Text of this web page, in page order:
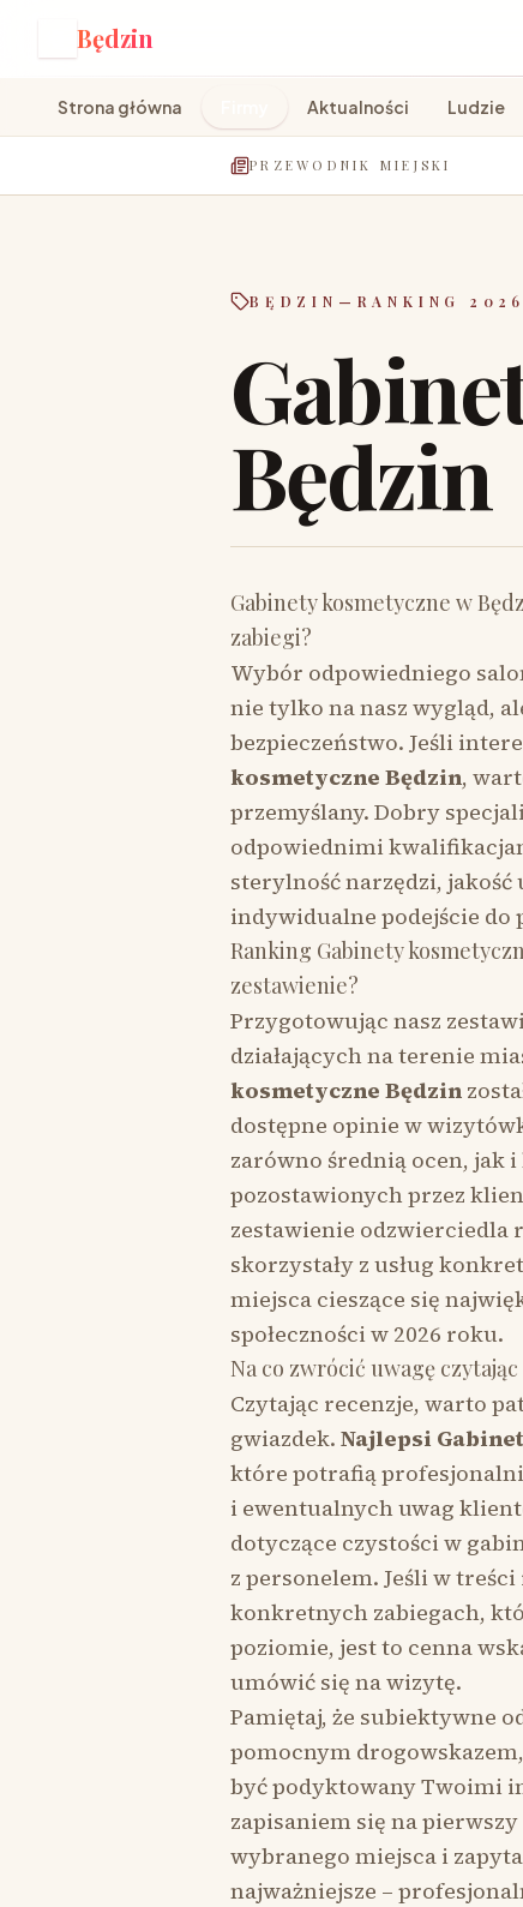
Będzin
Strona główna Aktualności Ludzie
PRZEWODNIK MIEJSKI
BĘDZIN — RANKING 2026
Będzin
Gabinety kosmetyczne w
zabiegi?
Wybór odpowiedniego
nie tylko na nasz wygląd,
bezpieczeństwo. Jeśli
kosmetyczne Będzin,
przemyślany. Dobry
odpowiednimi
sterylność narzędzi,
indywidualne podejście do
Ranking Gabinety
zestawienie?
Przygotowując nasz
działających na terenie
kosmetyczne Będzin
dostępne opinie w
zarówno średnią ocen, jak
pozostawionych przez
zestawienie odzwierciedla
skorzystały z usług
miejsca cieszące się
społeczności w 2026 roku.
Na co zwrócić uwagę
Czytając recenzje, warto
gwiazdek. Najlepsi
które potrafią
i ewentualnych uwag
dotyczące czystości w
z personelem. Jeśli w
konkretnych zabiegach,
poziomie, jest to cenna
umówić się na wizytę.
Pamiętaj, że subiektywne
pomocnym
być podyktowany Twoimi
zapisaniem się na
wybranego miejsca i
najważniejsze –